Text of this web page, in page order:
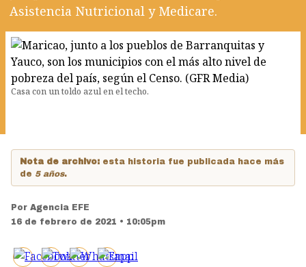
Asistencia Nutricional y Medicare.
Casa con un toldo azul en el techo.
Nota de archivo: esta historia fue publicada hace más
de 5 años.
Por Agencia EFE
16 de febrero de 2021 • 10:05pm